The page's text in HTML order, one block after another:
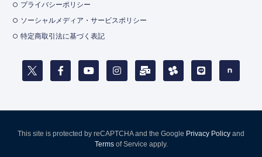
プライバシーポリシー
ソーシャルメディア・サービスポリシー
特定商取引法に基づく表記
This site is protected by reCAPTCHA and the Google Privacy Policy and
Termsof Service apply.